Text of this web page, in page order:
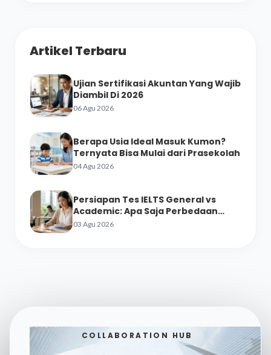
Artikel Terbaru
Ujian Sertifikasi Akuntan Yang Wajib
Diambil Di 2026
06 Agu 2026
Berapa Usia Ideal Masuk Kumon?
Ternyata Bisa Mulai dari Prasekolah
04 Agu 2026
Persiapan Tes IELTS General vs
Academic: Apa Saja Perbedaan
Materinya?
03 Agu 2026
COLLABORATION HUB